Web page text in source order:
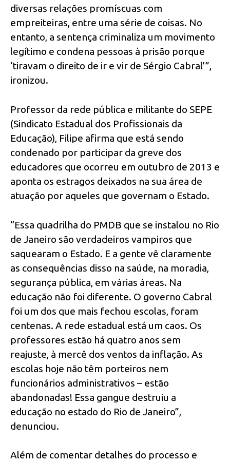
diversas relações promíscuas com
empreiteiras, entre uma série de coisas. No
entanto, a sentença criminaliza um movimento
legítimo e condena pessoas à prisão porque
‘tiravam o direito de ir e vir de Sérgio Cabral’”,
ironizou.
Professor da rede pública e militante do SEPE
(Sindicato Estadual dos Profissionais da
Educação), Filipe afirma que está sendo
condenado por participar da greve dos
educadores que ocorreu em outubro de 2013 e
aponta os estragos deixados na sua área de
atuação por aqueles que governam o Estado.
“Essa quadrilha do PMDB que se instalou no Rio
de Janeiro são verdadeiros vampiros que
saquearam o Estado. E a gente vê claramente
as consequências disso na saúde, na moradia,
segurança pública, em várias áreas. Na
educação não foi diferente. O governo Cabral
foi um dos que mais fechou escolas, foram
centenas. A rede estadual está um caos. Os
professores estão há quatro anos sem
reajuste, à mercê dos ventos da inflação. As
escolas hoje não têm porteiros nem
funcionários administrativos – estão
abandonadas! Essa gangue destruiu a
educação no estado do Rio de Janeiro”,
denunciou.
Além de comentar detalhes do processo e